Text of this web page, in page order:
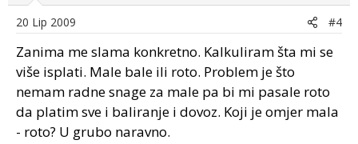
20 Lip 2009 #4
Zanima me slama konkretno. Kalkuliram šta mi se
više isplati. Male bale ili roto. Problem je što
nemam radne snage za male pa bi mi pasale roto
da platim sve i baliranje i dovoz. Koji je omjer mala
- roto? U grubo naravno.